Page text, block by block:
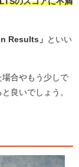
Results」
といい
合やもう少しで
良いでしょう。